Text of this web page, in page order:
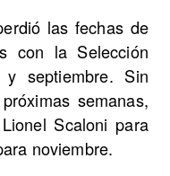
las fechas de
con la Selección
septiembre. Sin
semanas,
Scaloni para
noviembre.